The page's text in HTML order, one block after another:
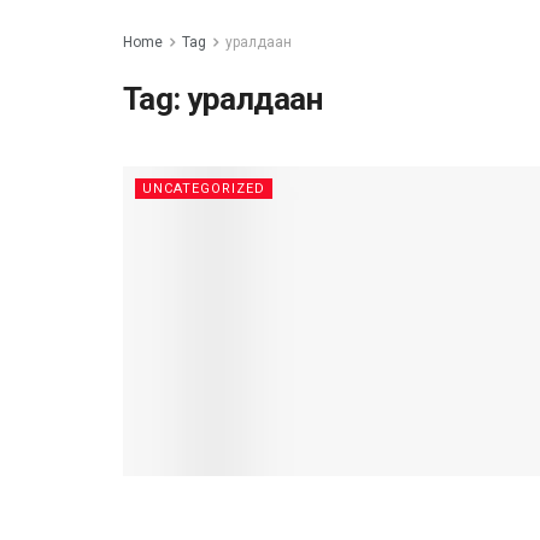
Home Tag уралдаан
Tag:уралдаан
UNCATEGORIZED